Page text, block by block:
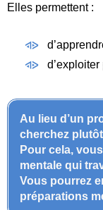
Elles permettent :
Au lieu d’un
cherchez
Pour cela,
mentale qui
Vous pourrez
préparations